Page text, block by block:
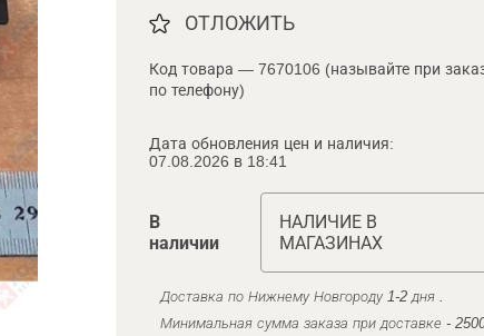
ОТЛОЖИТЬ
Код товара — 7670106 (называйте при
по телефону)
Дата обновления цен и наличия:
07.08.2026 в 18:41
В
наличии
НАЛИЧИЕ В
МАГАЗИНАХ
Доставка по Нижнему Новгороду 1-2 дня .
Минимальная сумма заказа при доставке -